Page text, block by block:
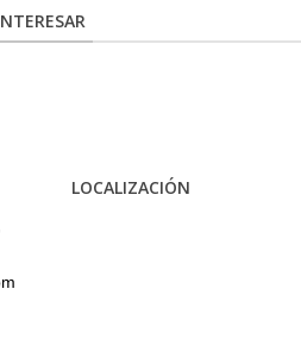
LOCALIZACIÓN